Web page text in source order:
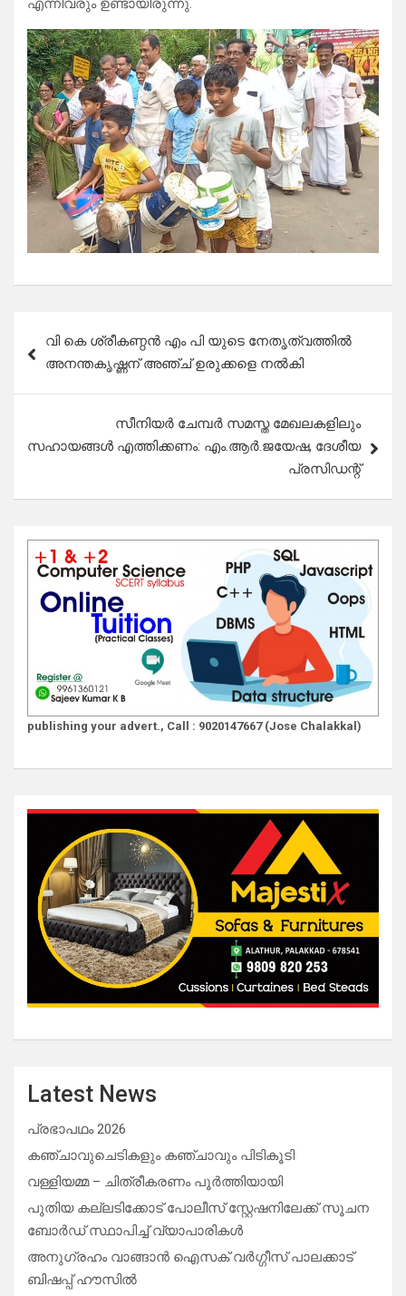
എന്നിവരും ഉണ്ടായിരുന്നു.
navigation
വി കെ ശ്രീകണ്ഠൻ എം പി യുടെ നേതൃത്വത്തിൽ
അനന്തകൃഷ്ണന് അഞ്ച് ഉരുക്കളെ നൽകി
സീനിയർ ചേമ്പർ സമസ്ത മേഖലകളിലും
സഹായങ്ങൾ എത്തിക്കണം: എം.ആർ.ജയേഷ, ദേശീയ
പ്രസിഡന്റ്‌
publishing your advert., Call : 9020147667 (Jose Chalakkal)
Latest News
പ്രഭാപഥം 2026
കഞ്ചാവുചെടികളും കഞ്ചാവും പിടികൂടി
വള്ളിയമ്മ – ചിത്രീകരണം പൂർത്തിയായി
പുതിയ കല്ലടിക്കോട് പോലീസ് സ്റ്റേഷനിലേക്ക് സൂചന
ബോർഡ് സ്ഥാപിച്ച് വ്യാപാരികൾ
അനുഗ്രഹം വാങ്ങാൻ ഐസക് വര്‍ഗ്ഗീസ് പാലക്കാട്
ബിഷപ്പ് ഹൗസില്‍